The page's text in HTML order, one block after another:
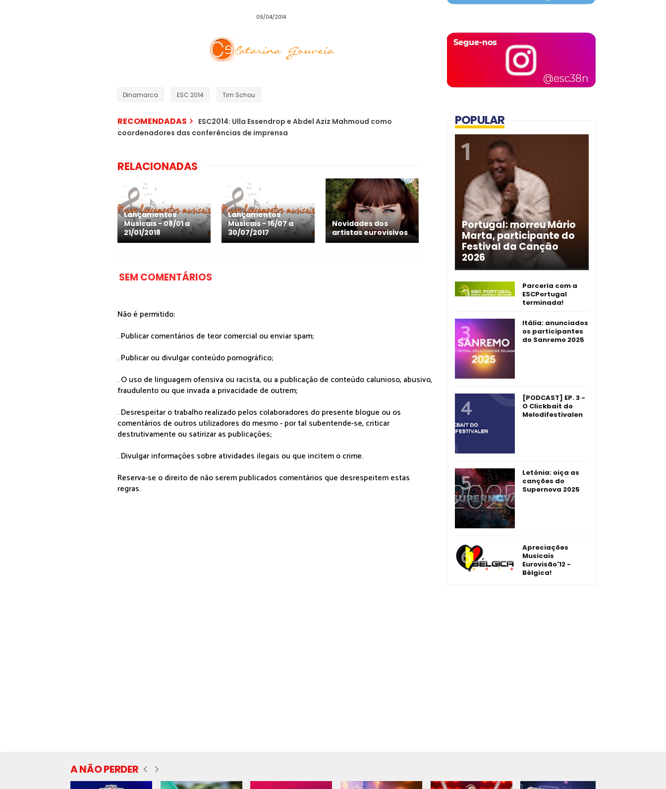
09/04/2014
Dinamarca ESC 2014 Tim Schou
RECOMENDADAS
ESC2014: Ulla Essendrop e Abdel Aziz Mahmoud como
coordenadores das conferências de imprensa
RELACIONADAS
Lançamentos
Musicais - 08/01 a
21/01/2018
Lançamentos
Musicais - 16/07 a
30/07/2017
Novidades dos
artistas eurovisivos
SEM COMENTÁRIOS
Não é permitido:
. Publicar comentários de teor comercial ou enviar spam;
. Publicar ou divulgar conteúdo pornográfico;
. O uso de linguagem ofensiva ou racista, ou a publicação de conteúdo calunioso, abusivo,
fraudulento ou que invada a privacidade de outrem;
. Desrespeitar o trabalho realizado pelos colaboradores do presente blogue ou os
comentários de outros utilizadores do mesmo - por tal subentende-se, criticar
destrutivamente ou satirizar as publicações;
. Divulgar informações sobre atividades ilegais ou que incitem o crime.
Reserva-se o direito de não serem publicados comentários que desrespeitem estas
regras.
POPULAR
Portugal: morreu Mário
Marta, participante do
Festival da Canção
2026
Parceria com a
ESCPortugal
terminada!
Itália: anunciados
os participantes
do Sanremo 2025
[PODCAST] EP. 3 -
O Clickbait do
Melodifestivalen
Letónia: oiça as
canções do
Supernova 2025
Apreciações
Musicais
Eurovisão'12 -
Bélgica!
A NÃO PERDER